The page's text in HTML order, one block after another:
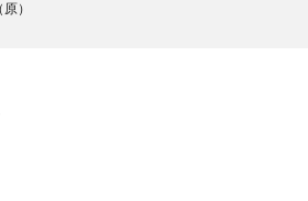
）